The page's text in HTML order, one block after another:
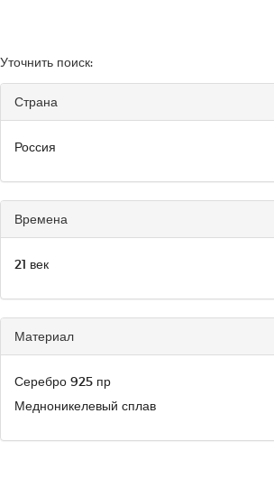
Уточнить поиск:
Страна
Россия
Времена
21 век
Материал
Серебро 925 пр
Медноникелевый сплав